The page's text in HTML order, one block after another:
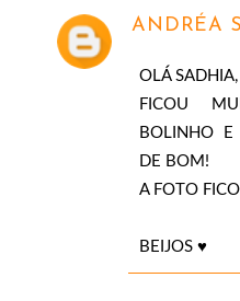
ANDRÉA
OLÁ SADHIA,
FICOU
BOLINHO E
DE BOM!
A FOTO
BEIJOS ♥